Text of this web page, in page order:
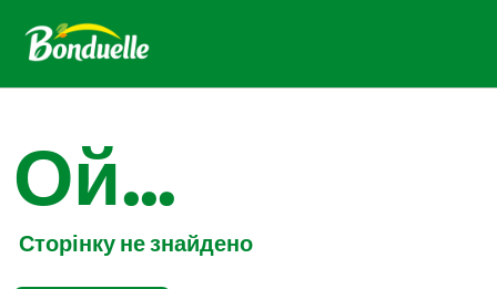
Ой...
Сторінку не знайдено